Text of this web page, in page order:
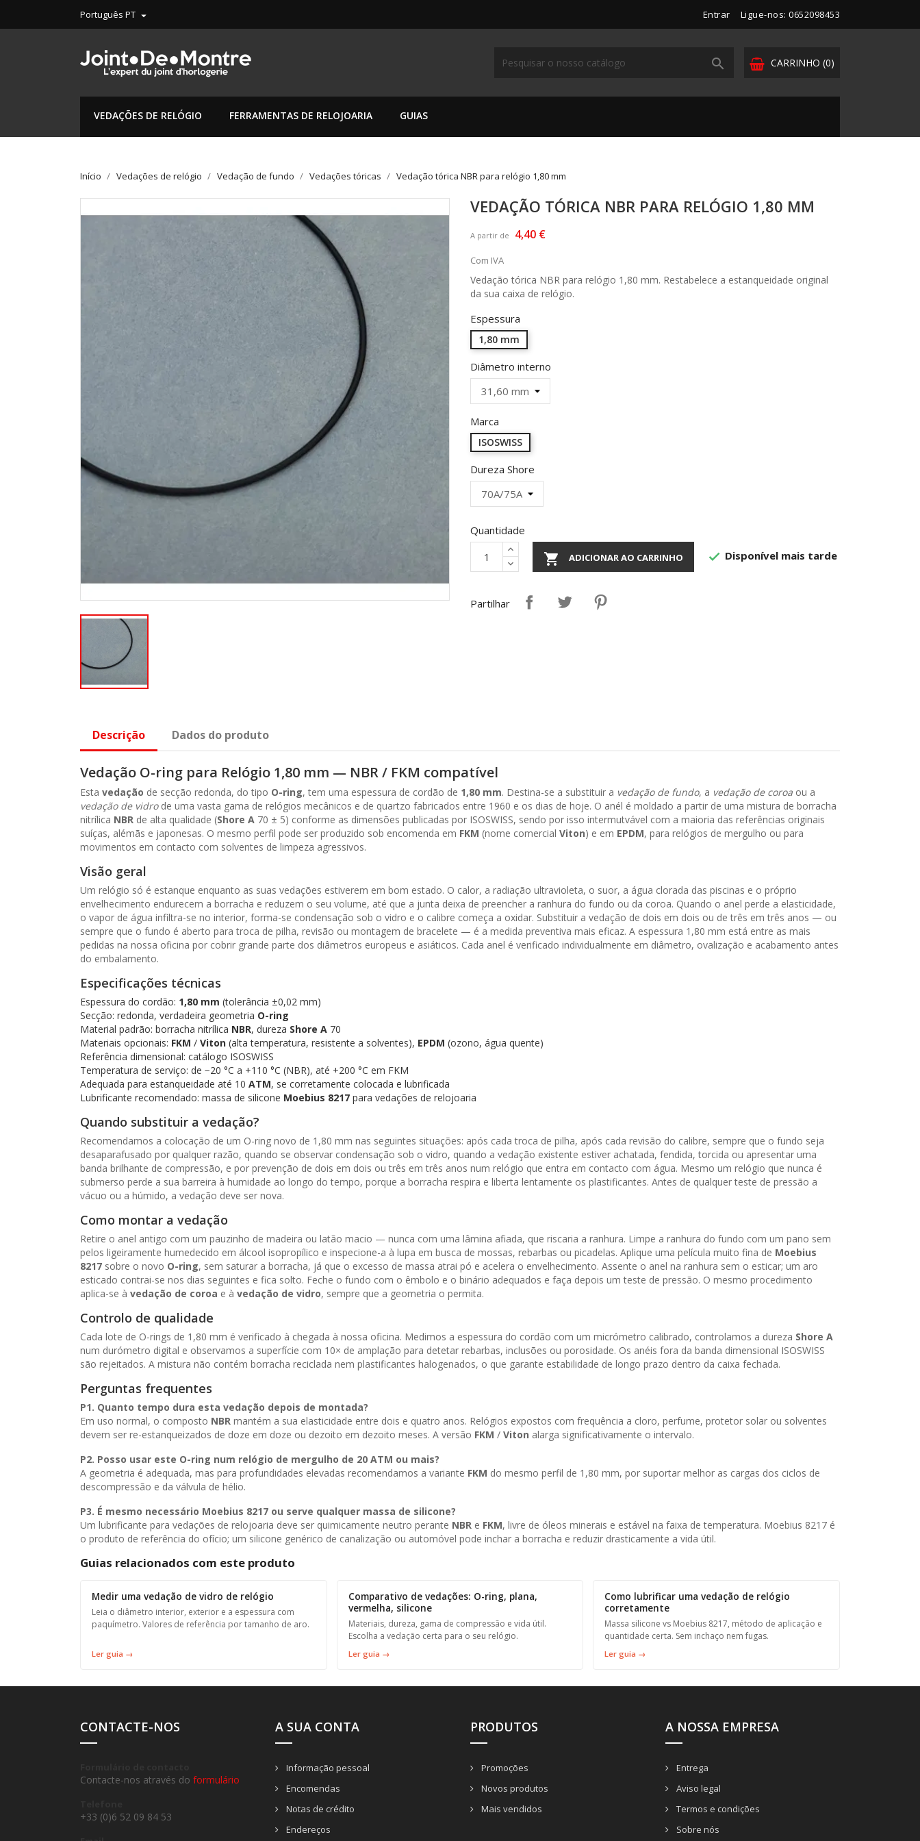
Português PT  Entrar Ligue-nos: 0652098453
CARRINHO (0)

VEDAÇÕES DE RELÓGIO FERRAMENTAS DE RELOJOARIA GUIAS
Início Vedações de relógio Vedação de fundo Vedações tóricas Vedação tórica NBR para relógio 1,80 mm
VEDAÇÃO TÓRICA NBR PARA RELÓGIO 1,80 MM
A partir de 4,40 €
Com IVA
Vedação tórica NBR para relógio 1,80 mm. Restabelece a estanqueidade original
da sua caixa de relógio.
Espessura
1,80 mm
Diâmetro interno
Marca
ISOSWISS
Dureza Shore
Quantidade
 ADICIONAR AO CARRINHO  Disponível mais tarde
Partilhar
Descrição Dados do produto
Vedação O-ring para Relógio 1,80 mm — NBR / FKM compatível
Esta vedação de secção redonda, do tipo O-ring, tem uma espessura de cordão de 1,80 mm. Destina-se a substituir a vedação de fundo, a vedação de coroa ou a
vedação de vidrode uma vasta gama de relógios mecânicos e de quartzo fabricados entre 1960 e os dias de hoje. O anél é moldado a partir de uma mistura de borracha
nitrílica NBR de alta qualidade (Shore A 70 ± 5) conforme as dimensões publicadas por ISOSWISS, sendo por isso intermutvável com a maioria das referências originais
suíças, alémãs e japonesas. O mesmo perfil pode ser produzido sob encomenda em FKM (nome comercial Viton) e em EPDM, para relógios de mergulho ou para
movimentos em contacto com solventes de limpeza agressivos.
Visão geral
Um relógio só é estanque enquanto as suas vedações estiverem em bom estado. O calor, a radiação ultravioleta, o suor, a água clorada das piscinas e o próprio
envelhecimento endurecem a borracha e reduzem o seu volume, até que a junta deixa de preencher a ranhura do fundo ou da coroa. Quando o anel perde a elasticidade,
o vapor de água infiltra-se no interior, forma-se condensação sob o vidro e o calibre começa a oxidar. Substituir a vedação de dois em dois ou de três em três anos — ou
sempre que o fundo é aberto para troca de pilha, revisão ou montagem de bracelete — é a medida preventiva mais eficaz. A espessura 1,80 mm está entre as mais
pedidas na nossa oficina por cobrir grande parte dos diâmetros europeus e asiáticos. Cada anel é verificado individualmente em diâmetro, ovalização e acabamento antes
do embalamento.
Especificações técnicas
Espessura do cordão: 1,80 mm (tolerância ±0,02 mm)
Secção: redonda, verdadeira geometria O-ring
Material padrão: borracha nitrílica NBR, dureza Shore A 70
Materiais opcionais: FKM / Viton (alta temperatura, resistente a solventes), EPDM (ozono, água quente)
Referência dimensional: catálogo ISOSWISS
Temperatura de serviço: de −20 °C a +110 °C (NBR), até +200 °C em FKM
Adequada para estanqueidade até 10 ATM, se corretamente colocada e lubrificada
Lubrificante recomendado: massa de silicone Moebius 8217 para vedações de relojoaria
Quando substituir a vedação?
Recomendamos a colocação de um O-ring novo de 1,80 mm nas seguintes situações: após cada troca de pilha, após cada revisão do calibre, sempre que o fundo seja
desaparafusado por qualquer razão, quando se observar condensação sob o vidro, quando a vedação existente estiver achatada, fendida, torcida ou apresentar uma
banda brilhante de compressão, e por prevenção de dois em dois ou três em três anos num relógio que entra em contacto com água. Mesmo um relógio que nunca é
submerso perde a sua barreira à humidade ao longo do tempo, porque a borracha respira e liberta lentamente os plastificantes. Antes de qualquer teste de pressão a
vácuo ou a húmido, a vedação deve ser nova.
Como montar a vedação
Retire o anel antigo com um pauzinho de madeira ou latão macio — nunca com uma lâmina afiada, que riscaria a ranhura. Limpe a ranhura do fundo com um pano sem
pelos ligeiramente humedecido em álcool isopropílico e inspecione-a à lupa em busca de mossas, rebarbas ou picadelas. Aplique uma película muito fina de Moebius
8217 sobre o novo O-ring, sem saturar a borracha, já que o excesso de massa atrai pó e acelera o envelhecimento. Assente o anel na ranhura sem o esticar; um aro
esticado contrai-se nos dias seguintes e fica solto. Feche o fundo com o êmbolo e o binário adequados e faça depois um teste de pressão. O mesmo procedimento
aplica-se à vedação de coroa e à vedação de vidro, sempre que a geometria o permita.
Controlo de qualidade
Cada lote de O-rings de 1,80 mm é verificado à chegada à nossa oficina. Medimos a espessura do cordão com um micrómetro calibrado, controlamos a dureza Shore A
num durómetro digital e observamos a superfície com 10× de amplação para detetar rebarbas, inclusões ou porosidade. Os anéis fora da banda dimensional ISOSWISS
são rejeitados. A mistura não contém borracha reciclada nem plastificantes halogenados, o que garante estabilidade de longo prazo dentro da caixa fechada.
Perguntas frequentes
P1. Quanto tempo dura esta vedação depois de montada?
Em uso normal, o composto NBR mantém a sua elasticidade entre dois e quatro anos. Relógios expostos com frequência a cloro, perfume, protetor solar ou solventes
devem ser re-estanqueizados de doze em doze ou dezoito em dezoito meses. A versão FKM / Viton alarga significativamente o intervalo.
P2. Posso usar este O-ring num relógio de mergulho de 20 ATM ou mais?
A geometria é adequada, mas para profundidades elevadas recomendamos a variante FKM do mesmo perfil de 1,80 mm, por suportar melhor as cargas dos ciclos de
descompressão e da válvula de hélio.
P3. É mesmo necessário Moebius 8217 ou serve qualquer massa de silicone?
Um lubrificante para vedações de relojoaria deve ser quimicamente neutro perante NBR e FKM, livre de óleos minerais e estável na faixa de temperatura. Moebius 8217 é
o produto de referência do ofício; um silicone genérico de canalização ou automóvel pode inchar a borracha e reduzir drasticamente a vida útil.
Guias relacionados com este produto
Medir uma vedação de vidro de relógio
Leia o diâmetro interior, exterior e a espessura com
paquímetro. Valores de referência por tamanho de aro.
Ler guia →
Comparativo de vedações: O-ring, plana,
vermelha, silicone
Materiais, dureza, gama de compressão e vida útil.
Escolha a vedação certa para o seu relógio.
Ler guia →
Como lubrificar uma vedação de relógio
corretamente
Massa silicone vs Moebius 8217, método de aplicação e
quantidade certa. Sem inchaço nem fugas.
Ler guia →
CONTACTE-NOS
Contacte-nos através do formulário
+33 (0)6 52 09 84 53
A SUA CONTA
Informação pessoal
Encomendas
Notas de crédito
Endereços
PRODUTOS
Promoções
Novos produtos
Mais vendidos
A NOSSA EMPRESA
Entrega
Aviso legal
Termos e condições
Sobre nós